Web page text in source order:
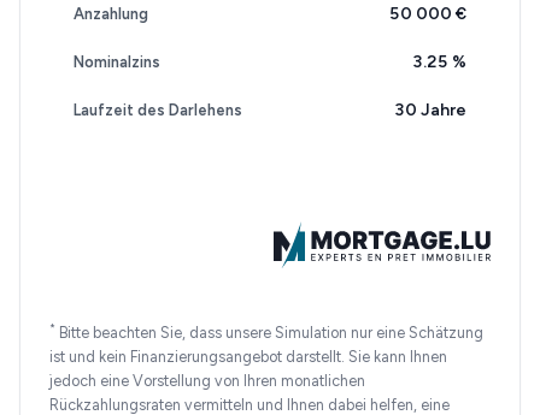
Anzahlung 50 000 €
Nominalzins 3.25 %
Laufzeit des Darlehens 30 Jahre
* Bitte beachten Sie, dass unsere Simulation nur eine Schätzung
ist und kein Finanzierungsangebot darstellt. Sie kann Ihnen
jedoch eine Vorstellung von Ihren monatlichen
Rückzahlungsraten vermitteln und Ihnen dabei helfen, eine